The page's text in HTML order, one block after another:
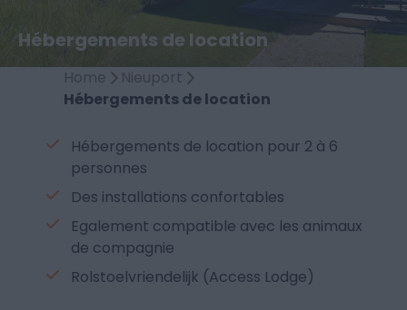
Hébergements de location
Home
Nieuport
Hébergements de location
Hébergements de location pour 2 à 6
personnes
Des installations confortables
Egalement compatible avec les animaux
de compagnie
Rolstoelvriendelijk (Access Lodge)